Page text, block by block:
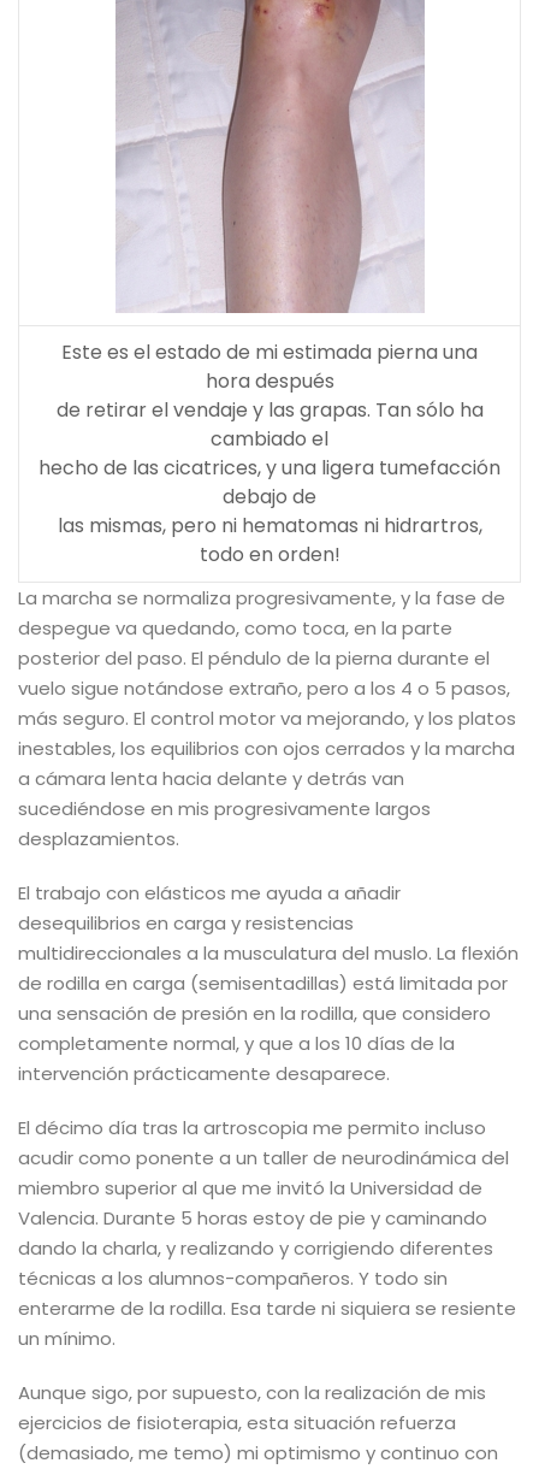
Este es el estado de mi estimada pierna una
hora después
de retirar el vendaje y las grapas. Tan sólo ha
cambiado el
hecho de las cicatrices, y una ligera tumefacción
debajo de
las mismas, pero ni hematomas ni hidrartros,
todo en orden!
La marcha se normaliza progresivamente, y la fase de
despegue va quedando, como toca, en la parte
posterior del paso. El péndulo de la pierna durante el
vuelo sigue notándose extraño, pero a los 4 o 5 pasos,
más seguro. El control motor va mejorando, y los platos
inestables, los equilibrios con ojos cerrados y la marcha
a cámara lenta hacia delante y detrás van
sucediéndose en mis progresivamente largos
desplazamientos.
El trabajo con elásticos me ayuda a añadir
desequilibrios en carga y resistencias
multidireccionales a la musculatura del muslo. La flexión
de rodilla en carga (semisentadillas) está limitada por
una sensación de presión en la rodilla, que considero
completamente normal, y que a los 10 días de la
intervención prácticamente desaparece.
El décimo día tras la artroscopia me permito incluso
acudir como ponente a un taller de neurodinámica del
miembro superior al que me invitó la Universidad de
Valencia. Durante 5 horas estoy de pie y caminando
dando la charla, y realizando y corrigiendo diferentes
técnicas a los alumnos-compañeros. Y todo sin
enterarme de la rodilla. Esa tarde ni siquiera se resiente
un mínimo.
Aunque sigo, por supuesto, con la realización de mis
ejercicios de fisioterapia, esta situación refuerza
(demasiado, me temo) mi optimismo y continuo con